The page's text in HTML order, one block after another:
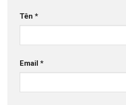
Tên *
Email *